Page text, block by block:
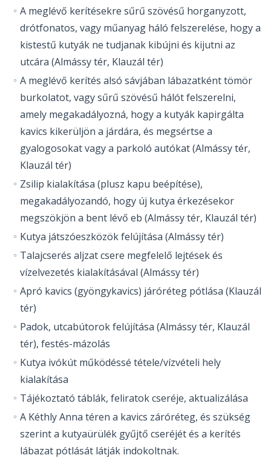
A meglévő kerítésekre sűrű szövésű horganyzott,
drótfonatos, vagy műanyag háló felszerelése, hogy a
kistestű kutyák ne tudjanak kibújni és kijutni az
utcára (Almássy tér, Klauzál tér)
A meglévő kerítés alsó sávjában lábazatként tömör
burkolatot, vagy sűrű szövésű hálót felszerelni,
amely megakadályozná, hogy a kutyák kapirgálta
kavics kikerüljön a járdára, és megsértse a
gyalogosokat vagy a parkoló autókat (Almássy tér,
Klauzál tér)
Zsilip kialakítása (plusz kapu beépítése),
megakadályozandó, hogy új kutya érkezésekor
megszökjön a bent lévő eb (Almássy tér, Klauzál tér)
Kutya játszóeszközök felújítása (Almássy tér)
Talajcserés aljzat csere megfelelő lejtések és
vízelvezetés kialakításával (Almássy tér)
Apró kavics (gyöngykavics) járóréteg pótlása (Klauzál
tér)
Padok, utcabútorok felújítása (Almássy tér, Klauzál
tér), festés-mázolás
Kutya ivókút működéssé tétele/vízvételi hely
kialakítása
Tájékoztató táblák, feliratok cseréje, aktualizálása
A Kéthly Anna téren a kavics záróréteg, és szükség
szerint a kutyaürülék gyűjtő cseréjét és a kerítés
lábazat pótlását látják indokoltnak.